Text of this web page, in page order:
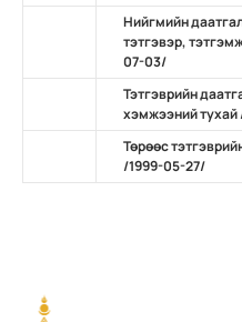
Нийгмийн
тэтгэвэр,
07-03/
Тэтгэврийн
хэмжээний
Төрөөс
/1999-05-27/